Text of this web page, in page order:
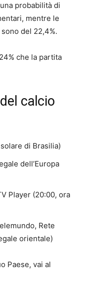
probabilità di
mentre le
del 22,4%.
che la partita
calcio
di Brasilia)
dell’Europa
Player (20:00, ora
Rete
orientale)
Paese, vai al